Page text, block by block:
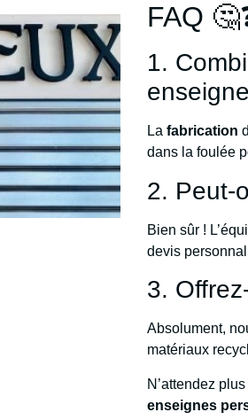
FAQ
1.
Lafabrication
dans la foulée
2. Peut-
Bien sûr !
devis
3.
Absolument,
matériaux
N’attendez
enseignes